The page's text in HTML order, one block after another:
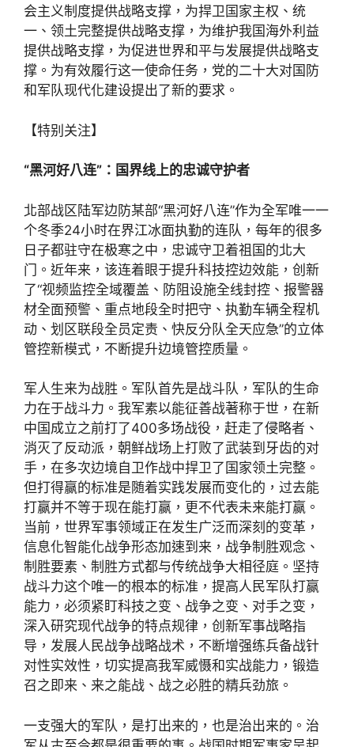
会主义制度提供战略支撑，为捍卫国家主权、统
一、领土完整提供战略支撑，为维护我国海外利益
提供战略支撑，为促进世界和平与发展提供战略支
撑。为有效履行这一使命任务，党的二十大对国防
和军队现代化建设提出了新的要求。
【特别关注】
“黑河好八连”：国界线上的忠诚守护者
北部战区陆军边防某部“黑河好八连”作为全军唯一一
个冬季24小时在界江冰面执勤的连队，每年的很多
日子都驻守在极寒之中，忠诚守卫着祖国的北大
门。近年来，该连着眼于提升科技控边效能，创新
了“视频监控全域覆盖、防阻设施全线封控、报警器
材全面预警、重点地段全时把守、执勤车辆全程机
动、划区联段全员定责、快反分队全天应急”的立体
管控新模式，不断提升边境管控质量。
军人生来为战胜。军队首先是战斗队，军队的生命
力在于战斗力。我军素以能征善战著称于世，在新
中国成立之前打了400多场战役，赶走了侵略者、
消灭了反动派，朝鲜战场上打败了武装到牙齿的对
手，在多次边境自卫作战中捍卫了国家领土完整。
但打得赢的标准是随着实践发展而变化的，过去能
打赢并不等于现在能打赢，更不代表未来能打赢。
当前，世界军事领域正在发生广泛而深刻的变革，
信息化智能化战争形态加速到来，战争制胜观念、
制胜要素、制胜方式都与传统战争大相径庭。坚持
战斗力这个唯一的根本的标准，提高人民军队打赢
能力，必须紧盯科技之变、战争之变、对手之变，
深入研究现代战争的特点规律，创新军事战略指
导，发展人民战争战略战术，不断增强练兵备战针
对性实效性，切实提高我军威慑和实战能力，锻造
召之即来、来之能战、战之必胜的精兵劲旅。
一支强大的军队，是打出来的，也是治出来的。治